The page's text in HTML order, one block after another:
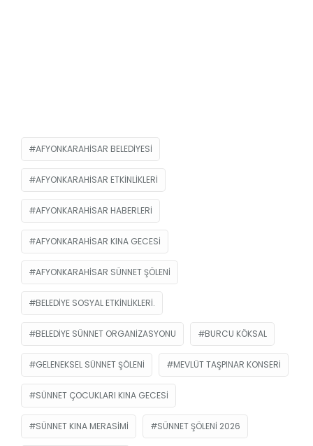
AFYONKARAHISAR BELEDIYESI
AFYONKARAHISAR ETKINLIKLERI
AFYONKARAHISAR HABERLERI
AFYONKARAHISAR KINA GECESI
AFYONKARAHISAR SÜNNET ŞÖLENI
BELEDIYE SOSYAL ETKINLIKLERI.
BELEDIYE SÜNNET ORGANIZASYONU BURCU KÖKSAL
GELENEKSEL SÜNNET ŞÖLENI MEVLÜT TAŞPINAR KONSERI
SÜNNET ÇOCUKLARI KINA GECESI
SÜNNET KINA MERASIMI SÜNNET ŞÖLENI 2026